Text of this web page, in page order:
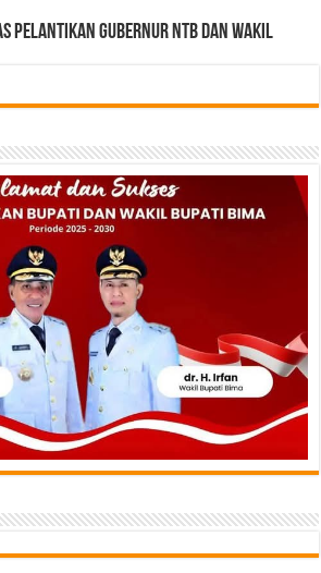
pelantikan Gubernur NTB Dan Wakil